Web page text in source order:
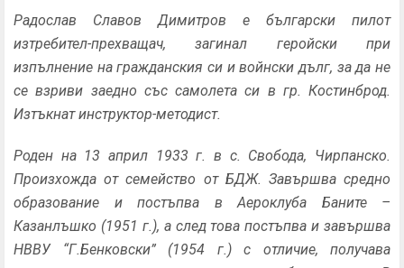
Радослав Славов Димитров е български пилот
изтребител-прехващач, загинал геройски при
изпълнение на гражданския си и войнски дълг, за да не
се взриви заедно със самолета си в гр. Костинброд.
Изтъкнат инструктор-методист.
Роден на 13 април 1933 г. в с. Свобода, Чирпанско.
Произхожда от семейство от БДЖ. Завършва средно
образование и постъпва в Аероклуба Баните –
Казанлъшко (1951 г.), а след това постъпва и завършва
НВВУ “Г.Бенковски” (1954 г.) с отличие, получава